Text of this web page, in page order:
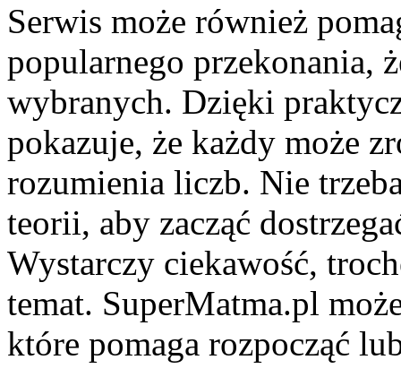
Serwis może również
popularnego przekonania,
wybranych. Dzięki
pokazuje, że każdy może
rozumienia liczb. Nie
teorii, aby zacząć
Wystarczy ciekawość,
temat. SuperMatma.pl
które pomaga rozpocząć